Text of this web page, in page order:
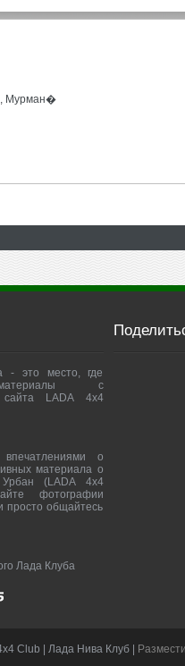
Мурман�
- это место, где
с
сайта LADA 4x4
о
материала о
(LADA 4x4
фотографии
просто общайтесь
Лада Клуба
Club | Лада Нива Клуб |